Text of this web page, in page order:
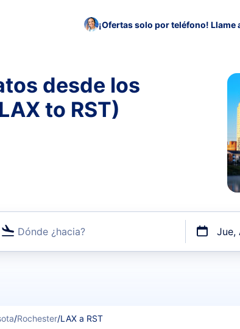
¡Ofertas solo por teléfono! Llame
desde los
to RST)
Dónde ¿hacia? Jue,
o por vuelos directos
/Rochester/LAX a RST